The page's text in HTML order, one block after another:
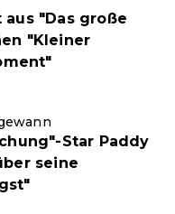
"Das große
"Kleiner
Star Paddy
seine